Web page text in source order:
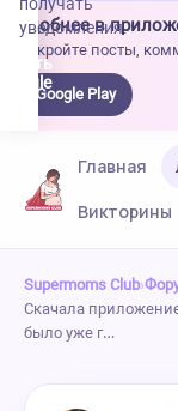
Удобнее в
Откройте посты,
Google Play
уведомления.
Главная
Викторины
Supermoms Club›
Скачала
было уже г…